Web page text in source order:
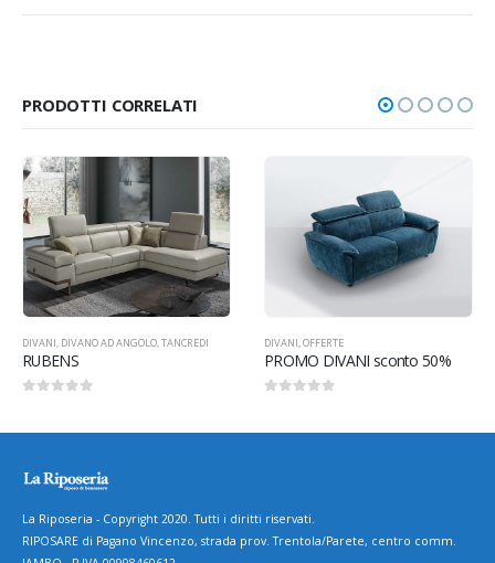
PRODOTTI CORRELATI
DIVANI, DIVANO AD ANGOLO,TANCREDI
RUBENS
DIVANI,OFFERTE
PROMO DIVANI sconto 50%
La Riposeria - Copyright 2020. Tutti i diritti riservati.
RIPOSARE di Pagano Vincenzo, strada prov. Trentola/Parete, centro comm.